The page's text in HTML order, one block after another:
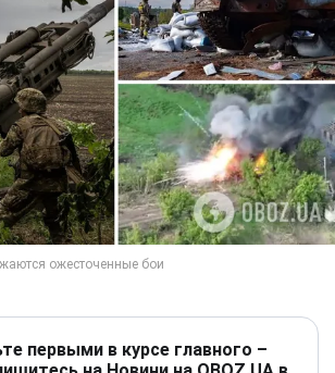
первыми в курсе главного –